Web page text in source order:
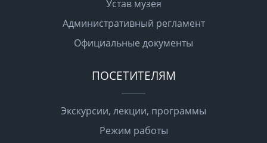
Устав музея
Административный регламент
Официальные документы
ПОСЕТИТЕЛЯМ
Экскурсии, лекции, программы
Режим работы